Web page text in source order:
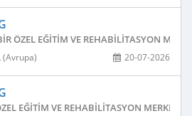
ÖZEL EĞITIM VE REHABILITASYON
20-07-2026
(Avrupa)
EĞITIM VE REHABILITASYON MERKEZI